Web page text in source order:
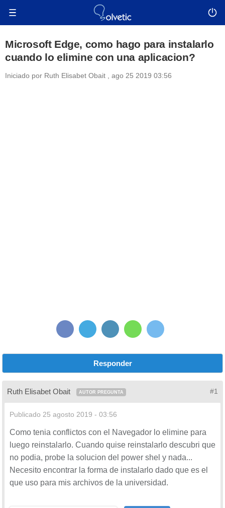
Microsoft Edge, como hago para instalarlo
cuando lo elimine con una aplicacion?
Iniciado por Ruth Elisabet Obait ago 25 2019 03:56
Responder
Ruth Elisabet Obait AUTOR PREGUNTA #1
Publicado 25 agosto 2019 - 03:56
Como tenia conflictos con el Navegador lo elimine para
luego reinstalarlo. Cuando quise reinstalarlo descubri que
no podia, probe la solucion del power shel y nada...
Necesito encontrar la forma de instalarlo dado que es el
que uso para mis archivos de la universidad.